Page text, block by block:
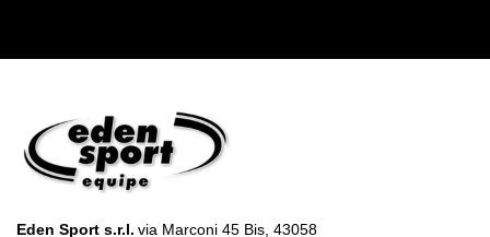
Eden Sport s.r.l. via Marconi 45 Bis, 43058